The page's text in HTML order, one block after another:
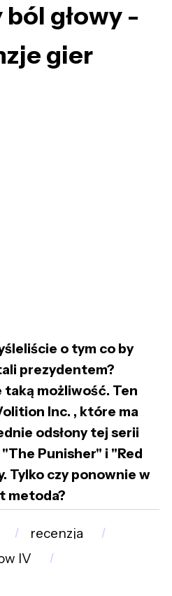
głowy -
gier
o tym co by
prezydentem?
taką możliwość. Ten
Inc. , które ma
odsłony tej serii
Punisher" i "Red
Tylko czy ponownie w
metoda?
recenzja
IV